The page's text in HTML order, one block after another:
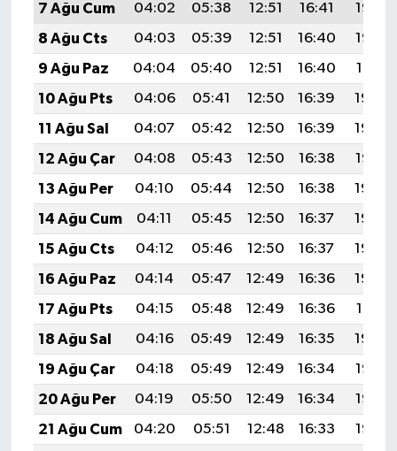
7 Ağu Cum
04:02 05:38 12:51 16:41
19:53
8 Ağu Cts
04:03 05:39 12:51 16:40
19:52
9 Ağu Paz
04:04 05:40 12:51 16:40
19:51
10 Ağu Pts
04:06 05:41 12:50 16:39
19:50
11 Ağu Sal
04:07 05:42 12:50 16:39
19:49
12 Ağu Çar
04:08 05:43 12:50 16:38
19:47
13 Ağu Per
04:10 05:44 12:50 16:38
19:46
14 Ağu Cum
04:11 05:45 12:50 16:37
19:45
15 Ağu Cts
04:12 05:46 12:50 16:37
19:44
16 Ağu Paz
04:14 05:47 12:49 16:36
19:42
17 Ağu Pts
04:15 05:48 12:49 16:36
19:41
18 Ağu Sal
04:16 05:49 12:49 16:35
19:40
19 Ağu Çar
04:18 05:49 12:49 16:34
19:38
20 Ağu Per
04:19 05:50 12:49 16:34
19:37
21 Ağu Cum
04:20 05:51 12:48 16:33
19:35